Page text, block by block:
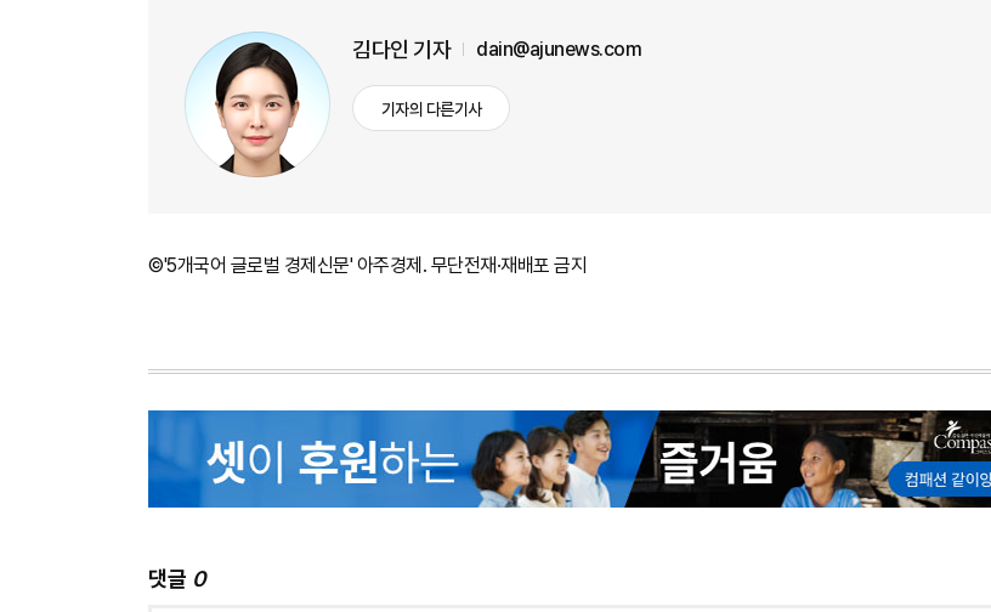
김다인 기자 dain@ajunews.com
기자의 다른기사
©'5개국어 글로벌 경제신문' 아주경제. 무단전재·재배포 금지
댓글 0